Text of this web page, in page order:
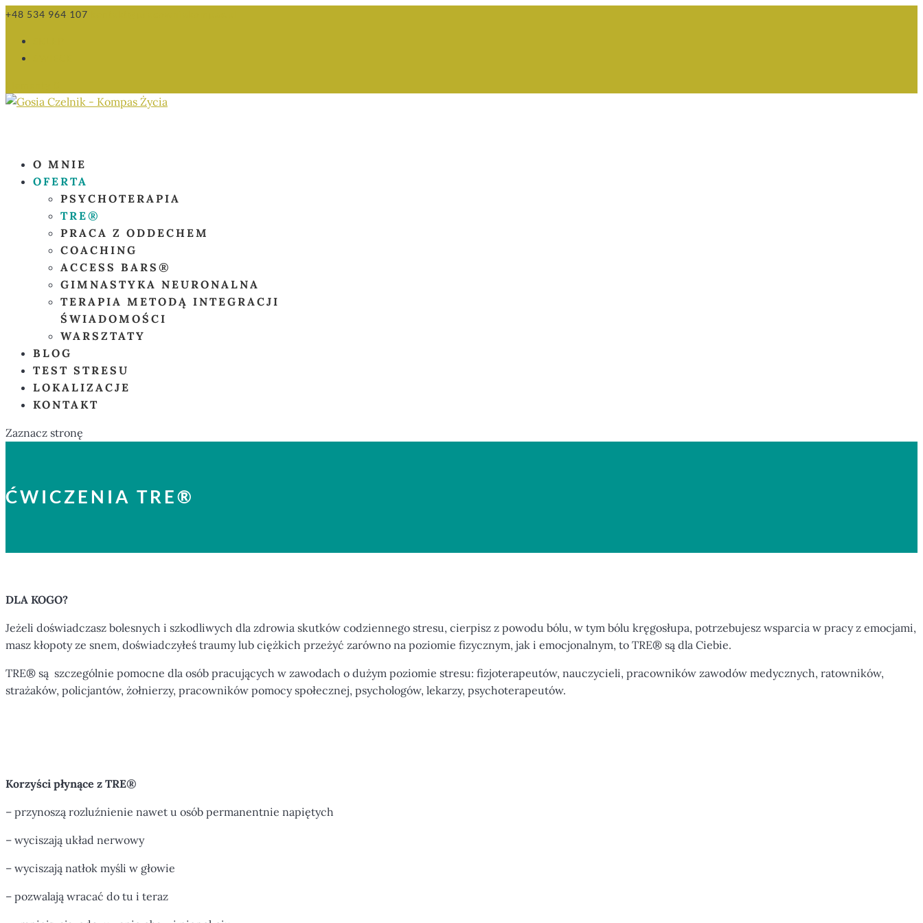
+48 534 964 107
O MNIE
OFERTA
PSYCHOTERAPIA
TRE®
PRACA Z ODDECHEM
COACHING
ACCESS BARS®
GIMNASTYKA NEURONALNA
TERAPIA METODĄ INTEGRACJI
ŚWIADOMOŚCI
WARSZTATY
BLOG
TEST STRESU
LOKALIZACJE
KONTAKT
Zaznacz stronę
ĆWICZENIA TRE®
DLA KOGO?
Jeżeli doświadczasz bolesnych i szkodliwych dla zdrowia skutków codziennego stresu, cierpisz z powodu bólu, w tym bólu kręgosłupa, potrzebujesz wsparcia w pracy z emocjami,
masz kłopoty ze snem, doświadczyłeś traumy lub ciężkich przeżyć zarówno na poziomie fizycznym, jak i emocjonalnym, to TRE® są dla Ciebie.
TRE® są szczególnie pomocne dla osób pracujących w zawodach o dużym poziomie stresu: fizjoterapeutów, nauczycieli, pracowników zawodów medycznych, ratowników,
strażaków, policjantów, żołnierzy, pracowników pomocy społecznej, psychologów, lekarzy, psychoterapeutów.
Korzyści płynące z TRE®
– przynoszą rozluźnienie nawet u osób permanentnie napiętych
– wyciszają układ nerwowy
– wyciszają natłok myśli w głowie
– pozwalają wracać do tu i teraz